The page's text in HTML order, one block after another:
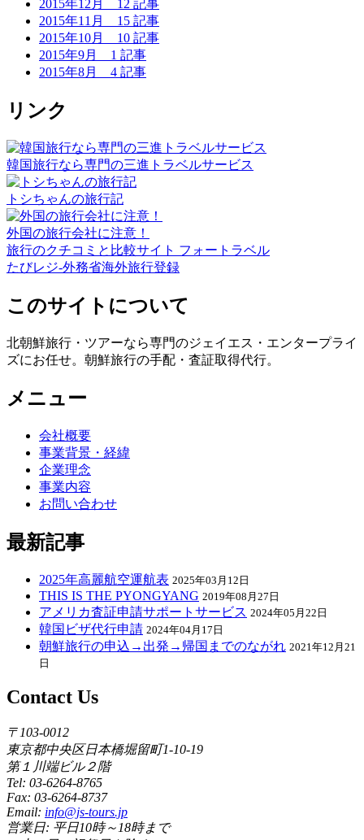
2015年12月 12 記事
2015年11月 15 記事
2015年10月 10 記事
2015年9月 1 記事
2015年8月 4 記事
リンク
韓国旅行なら専門の三進トラベルサービス
トシちゃんの旅行記
外国の旅行会社に注意！
旅行のクチコミと比較サイト フォートラベル
たびレジ-外務省海外旅行登録
このサイトについて
北朝鮮旅行・ツアーなら専門のジェイエス・エンタープライ
ズにお任せ。朝鮮旅行の手配・査証取得代行。
メニュー
会社概要
事業背景・経緯
企業理念
事業内容
お問い合わせ
最新記事
2025年高麗航空運航表 2025年03月12日
THIS IS THE PYONGYANG 2019年08月27日
アメリカ査証申請サポートサービス 2024年05月22日
韓国ビザ代行申請 2024年04月17日
朝鮮旅行の申込→出発→帰国までのながれ 2021年12月21
日
Contact Us
〒103-0012
東京都中央区日本橋堀留町1-10-19
第１川端ビル２階
Tel: 03-6264-8765
Fax: 03-6264-8737
Email: info@js-tours.jp
営業日: 平日10時～18時まで